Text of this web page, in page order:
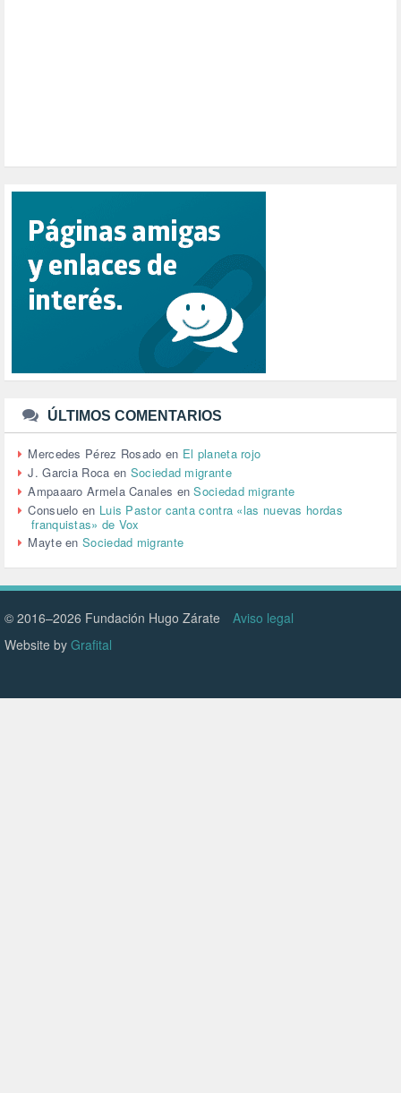
PUERTO DE VALENCIA (1)
RACISMO (1)
RELIGIÓN (114)
REPUBLICA (1)
SALUD (108)
SENSIBILIZACIÓN (576)
SINDICATOS (12)
TTIP (6)
URBANISMO (1)
URBANIZACIÓN (1)
VEJEZ (1)
VENEZUELA (3)
VENEZULA (1)
VIAJES (1)
VIOLENCIA (2)
VIOLENCIA DE GÉNERO (223)
VIVIENDA (9)
VOLODIMIR ZELENSKY (1)
ÚLTIMOS COMENTARIOS
Mercedes Pérez Rosado en El planeta rojo
J. Garcia Roca en Sociedad migrante
Ampaaaro Armela Canales enSociedad migrante
Consuelo en Luis Pastor canta contra «las nuevas hordas
franquistas» de Vox
MayteenSociedad migrante
© 2016–2026 Fundación Hugo Zárate
Aviso legal
Website by Grafital